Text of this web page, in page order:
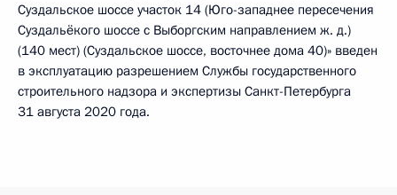
Суздальское шоссе участок 14 (Юго-западнее пересечения
Суздальёкого шоссе с Выборгским направлением ж. д.)
(140 мест) (Суздальское шоссе, восточнее дома 40)» введен
в эксплуатацию разрешением Службы государственного
строительного надзора и экспертизы Санкт-Петербурга
31 августа 2020 года.